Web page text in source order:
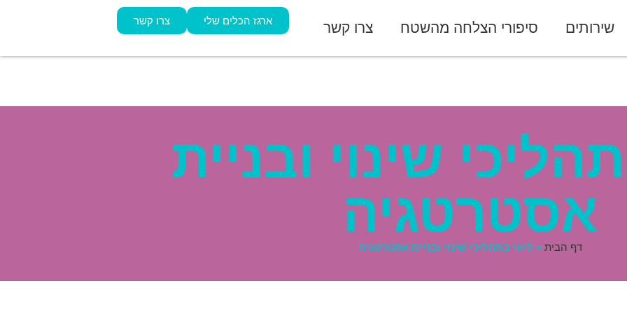
שירותים סיפורי הצלחה מהשטח צרו קשר ארגז הכלים שלי צרו קשר
שינוי ובניית
אסטרטגיה
דף הבית » ליווי בתהליכי שינוי ובניית אסטרטגיה